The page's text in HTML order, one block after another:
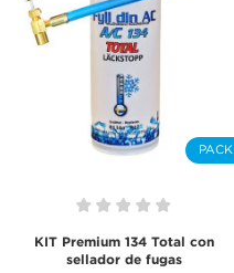
PACK
KIT Premium 134 Total con
sellador de fugas